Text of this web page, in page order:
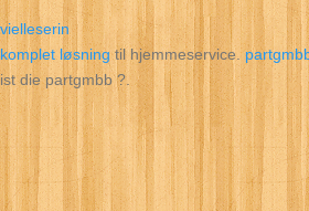
vielleserin
komplet løsningtil hjemmeservice.
ist die partgmbb ?.